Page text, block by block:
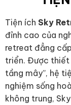
Tiện ích Sky
đỉnh cao của
retreat đẳng
triển. Được thiết
tầng mây”, hệ
nghiệm sống
không trung,